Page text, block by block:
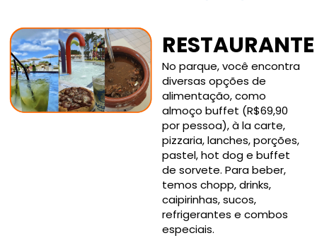
RESTAURANTE
No parque, você encontra
diversas opções de
alimentação, como
almoço buffet (R$69,90
por pessoa), à la carte,
pizzaria, lanches, porções,
pastel, hot dog e buffet
de sorvete. Para beber,
temos chopp, drinks,
caipirinhas, sucos,
refrigerantes e combos
especiais.